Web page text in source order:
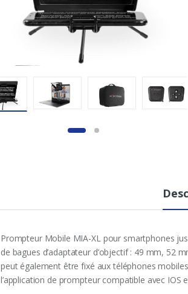
Prompteur Mobile MIA-XL pour smartphones
de bagues d’adaptateur d’objectif : 49 mm,
peut également être fixé aux téléphones
l’application de prompteur compatible avec